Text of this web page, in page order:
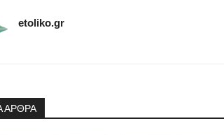
etoliko.gr
ΑΡΘΡΑ